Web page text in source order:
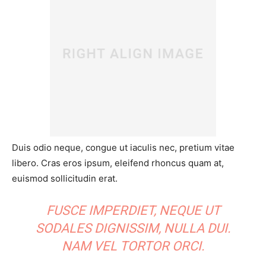
Duis odio neque, congue ut iaculis nec, pretium vitae
libero. Cras eros ipsum, eleifend rhoncus quam at,
euismod sollicitudin erat.
FUSCE IMPERDIET, NEQUE UT
SODALES DIGNISSIM, NULLA DUI.
NAM VEL TORTOR ORCI.